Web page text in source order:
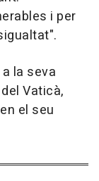
i per
la seva
Vaticà,
el seu